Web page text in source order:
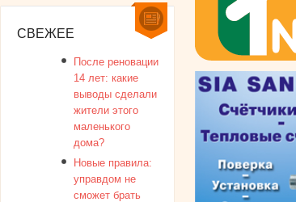
СВЕЖЕЕ
После реновации
14 лет: какие
выводы сделали
жители этого
маленького
дома?
Новые правила:
управдом не
сможет брать